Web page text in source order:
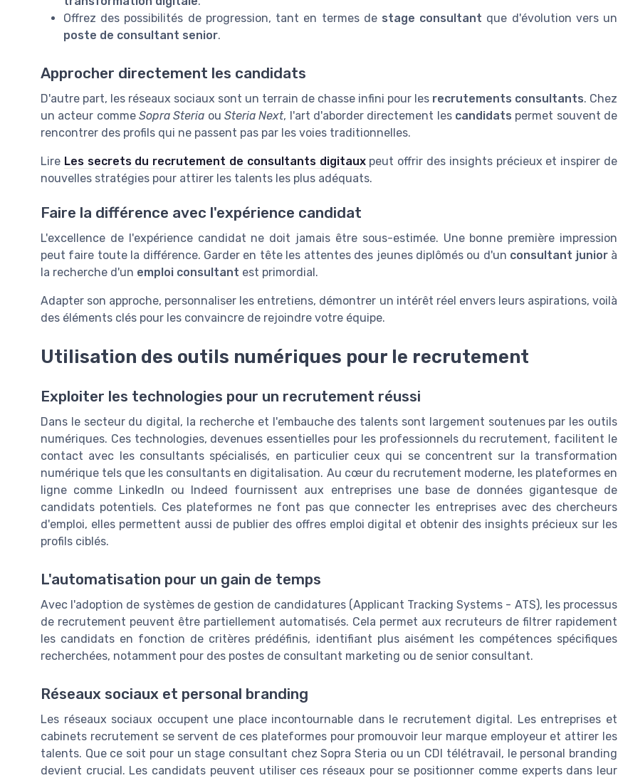
Offrez des possibilités de progression, tant en termes de stage consultant que d'évolution vers un
poste de consultant senior.
Approcher directement les candidats
D'autre part, les réseaux sociaux sont un terrain de chasse infini pour les recrutements consultants. Chez
un acteur comme Sopra Steria ouSteria Next, l'art d'aborder directement les candidats permet souvent de
rencontrer des profils qui ne passent pas par les voies traditionnelles.
Lire Les secrets du recrutement de consultants digitauxpeut offrir des insights précieux et inspirer de
nouvelles stratégies pour attirer les talents les plus adéquats.
Faire la différence avec l'expérience candidat
L'excellence de l'expérience candidat ne doit jamais être sous-estimée. Une bonne première impression
peut faire toute la différence. Garder en tête les attentes des jeunes diplômés ou d'un consultant juniorà
la recherche d'un emploi consultant est primordial.
Adapter son approche, personnaliser les entretiens, démontrer un intérêt réel envers leurs aspirations, voilà
des éléments clés pour les convaincre de rejoindre votre équipe.
Utilisation des outils numériques pour le recrutement
Exploiter les technologies pour un recrutement réussi
Dans le secteur du digital, la recherche et l'embauche des talents sont largement soutenues par les outils
numériques. Ces technologies, devenues essentielles pour les professionnels du recrutement, facilitent le
contact avec les consultants spécialisés, en particulier ceux qui se concentrent sur la transformation
numérique tels que les consultants en digitalisation. Au cœur du recrutement moderne, les plateformes en
ligne comme LinkedIn ou Indeed fournissent aux entreprises une base de données gigantesque de
candidats potentiels. Ces plateformes ne font pas que connecter les entreprises avec des chercheurs
d'emploi, elles permettent aussi de publier des offres emploi digital et obtenir des insights précieux sur les
profils ciblés.
L'automatisation pour un gain de temps
Avec l'adoption de systèmes de gestion de candidatures (Applicant Tracking Systems - ATS), les processus
de recrutement peuvent être partiellement automatisés. Cela permet aux recruteurs de filtrer rapidement
les candidats en fonction de critères prédéfinis, identifiant plus aisément les compétences spécifiques
recherchées, notamment pour des postes de consultant marketing ou de senior consultant.
Réseaux sociaux et personal branding
Les réseaux sociaux occupent une place incontournable dans le recrutement digital. Les entreprises et
cabinets recrutement se servent de ces plateformes pour promouvoir leur marque employeur et attirer les
talents. Que ce soit pour un stage consultant chez Sopra Steria ou un CDI télétravail, le personal branding
devient crucial. Les candidats peuvent utiliser ces réseaux pour se positionner comme experts dans leur